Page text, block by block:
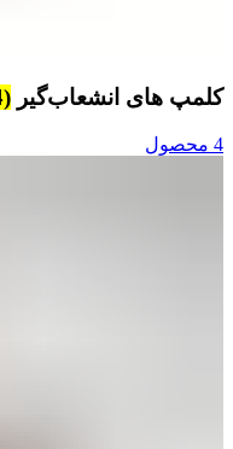
کلمپ های انشعاب‌گیر (4)
4 محصول